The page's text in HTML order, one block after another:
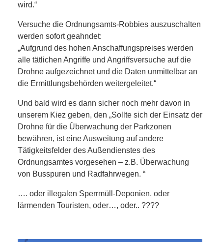
ÖFFENTLICHER
RAUM UND
VERKEHR
BAUEN
UND
WOHNEN
SPORT
UND
FREIZEIT
wird.“
Versuche die Ordnungsamts-Robbies auszuschalten
werden sofort geahndet:
„Aufgrund des hohen Anschaffungspreises werden
alle tätlichen Angriffe und Angriffsversuche auf die
Drohne aufgezeichnet und die Daten unmittelbar an
die Ermittlungsbehörden weitergeleitet.“
Und bald wird es dann sicher noch mehr davon in
unserem Kiez geben, den „Sollte sich der Einsatz der
Drohne für die Überwachung der Parkzonen
bewähren, ist eine Ausweitung auf andere
Tätigkeitsfelder des Außendienstes des
Ordnungsamtes vorgesehen – z.B. Überwachung
von Busspuren und Radfahrwegen. “
…. oder illegalen Sperrmüll-Deponien, oder
lärmenden Touristen, oder…, oder.. ????